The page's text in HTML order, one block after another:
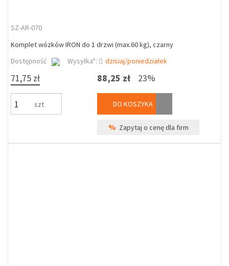
SZ-AR-070
Komplet wózków IRON do 1 drzwi (max.60 kg), czarny
Dostępność
Wysyłka*: dzisiaj/poniedziałek
71,75 zł
szt
88,25 zł 23%
DO KOSZYKA
% Zapytaj o cenę dla firm